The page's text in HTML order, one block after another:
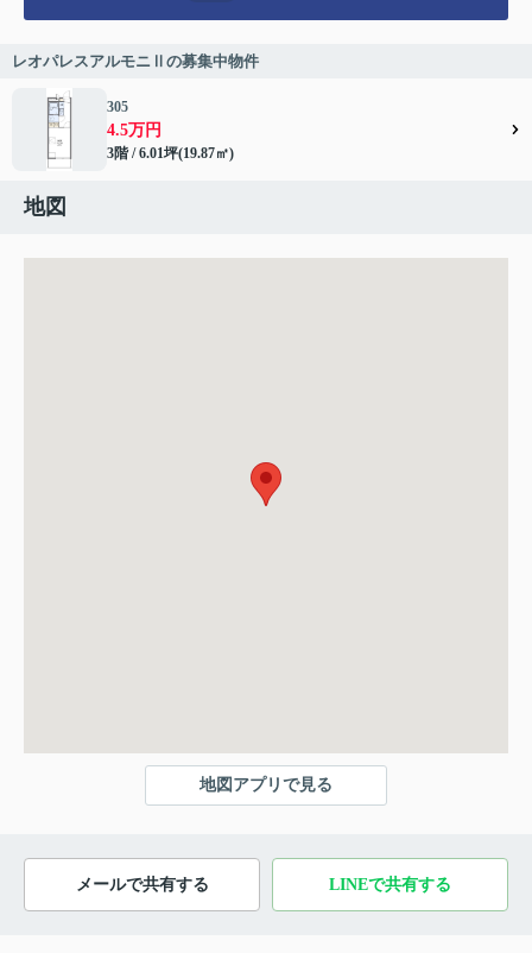
レオパレスアルモニⅡの募集中物件
305
4.5万円
3階 / 6.01坪(19.87㎡)
地図
地図アプリで見る
メールで共有する LINEで共有する